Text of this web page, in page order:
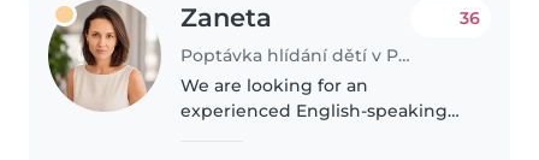
Zaneta
Poptávka hlídání dětí v Praha
36
We are looking for an
experienced English-speaking